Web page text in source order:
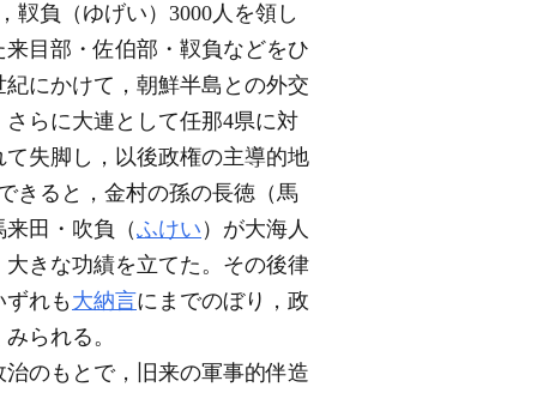
靫負（ゆげい）3000人を領し
目部・佐伯部・靫負などをひ
にかけて，朝鮮半島との外交
らに大連として任那4県に対
失脚し，以後政権の主導的地
きると，金村の孫の長徳（馬
田・吹負（ふけい ）が大海人
きな功績を立てた。その後律
ずれも 大納言にまでのぼり，政
られる。
のもとで，旧来の軍事的伴造